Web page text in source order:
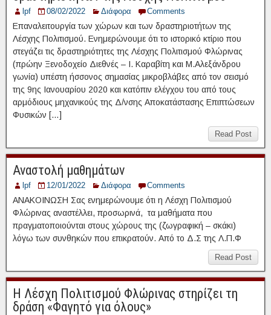
lpf 08/02/2022 Διάφορα Comments
Επαναλειτουργία των χώρων και των δραστηριοτήτων της
Λέσχης Πολιτισμού. Ενημερώνουμε ότι το ιστορικό κτίριο που
στεγάζει τις δραστηριότητες της Λέσχης Πολιτισμού Φλώρινας
(πρώην Ξενοδοχείο Διεθνές – Ι. Καραβίτη και Μ.Αλεξάνδρου
γωνία) υπέστη ήσσονος σημασίας μικροβλάβες από τον σεισμό
της 9ης Ιανουαρίου 2020 και κατόπιν ελέγχου του από τους
αρμόδιους μηχανικούς της Δ/νσης Αποκατάστασης Επιπτώσεων
Φυσικών […]
Read Post
Αναστολή μαθημάτων
lpf 12/01/2022 Διάφορα Comments
ΑΝΑΚΟΙΝΩΣΗ Σας ενημερώνουμε ότι η Λέσχη Πολιτισμού
Φλώρινας αναστέλλει, προσωρινά, τα μαθήματα που
πραγματοποιούνται στους χώρους της (ζωγραφική – σκάκι)
λόγω των συνθηκών που επικρατούν. Από το Δ.Σ της Λ.Π.Φ
Read Post
Η Λέσχη Πολιτισμού Φλώρινας στηρίζει τη
δράση «Φαγητό για όλους»